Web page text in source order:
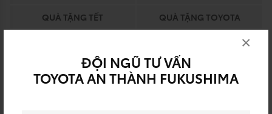
ĐỘI NGŨ TƯ VẤN
TOYOTA AN THÀNH FUKUSHIMA
×
QUÀ TẶNG TẾT
QUÀ TẶNG TOYOTA
QUY TRÌNH TOYOTA
RÚT THĂM TRÚNG
THƯỞNG